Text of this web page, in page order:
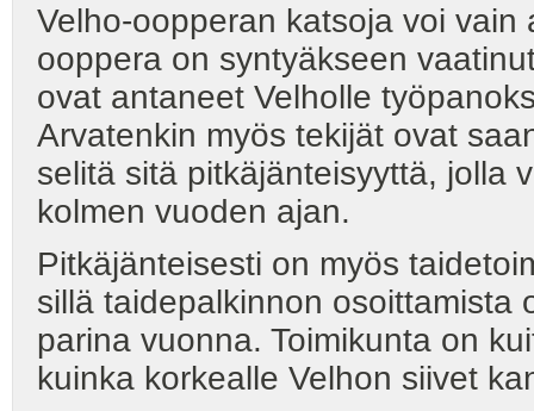
Velho-oopperan katsoja voi
ooppera on syntyäkseen
ovat antaneet Velholle
Arvatenkin myös tekijät ovat
selitä sitä pitkäjänteisyyttä, jolla
kolmen vuoden ajan.
Pitkäjänteisesti on myös
sillä taidepalkinnon osoittamista
parina vuonna. Toimikunta on
kuinka korkealle Velhon siivet